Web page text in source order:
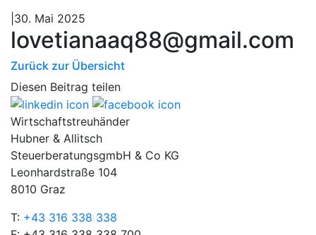
|30. Mai 2025
lovetianaaq88@gmail.com
Zurück zur Übersicht
Diesen Beitrag teilen
Wirtschaftstreuhänder
Hubner & Allitsch
SteuerberatungsgmbH & Co KG
Leonhardstraße 104
8010 Graz
T: +43 316 338 338